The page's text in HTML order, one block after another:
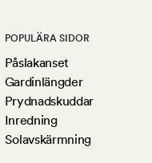
POPULÄRA SIDOR
Påslakanset
Gardinlängder
Prydnadskuddar
Inredning
Solavskärmning